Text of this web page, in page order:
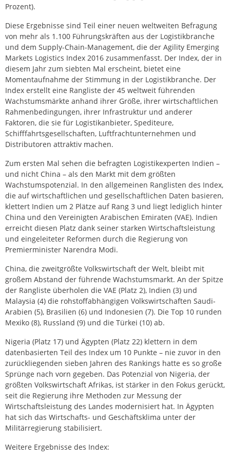
Prozent).
Diese Ergebnisse sind Teil einer neuen weltweiten Befragung
von mehr als 1.100 Führungskräften aus der Logistikbranche
und dem Supply-Chain-Management, die der Agility Emerging
Markets Logistics Index 2016 zusammenfasst. Der Index, der in
diesem Jahr zum siebten Mal erscheint, bietet eine
Momentaufnahme der Stimmung in der Logistikbranche. Der
Index erstellt eine Rangliste der 45 weltweit führenden
Wachstumsmärkte anhand ihrer Größe, ihrer wirtschaftlichen
Rahmenbedingungen, ihrer Infrastruktur und anderer
Faktoren, die sie für Logistikanbieter, Spediteure,
Schifffahrtsgesellschaften, Luftfrachtunternehmen und
Distributoren attraktiv machen.
Zum ersten Mal sehen die befragten Logistikexperten Indien –
und nicht China – als den Markt mit dem größten
Wachstumspotenzial. In den allgemeinen Ranglisten des Index,
die auf wirtschaftlichen und gesellschaftlichen Daten basieren,
klettert Indien um 2 Plätze auf Rang 3 und liegt lediglich hinter
China und den Vereinigten Arabischen Emiraten (VAE). Indien
erreicht diesen Platz dank seiner starken Wirtschaftsleistung
und eingeleiteter Reformen durch die Regierung von
Premierminister Narendra Modi.
China, die zweitgrößte Volkswirtschaft der Welt, bleibt mit
großem Abstand der führende Wachstumsmarkt. An der Spitze
der Rangliste überholen die VAE (Platz 2), Indien (3) und
Malaysia (4) die rohstoffabhängigen Volkswirtschaften Saudi-
Arabien (5), Brasilien (6) und Indonesien (7). Die Top 10 runden
Mexiko (8), Russland (9) und die Türkei (10) ab.
Nigeria (Platz 17) und Ägypten (Platz 22) klettern in dem
datenbasierten Teil des Index um 10 Punkte – nie zuvor in den
zurückliegenden sieben Jahren des Rankings hatte es so große
Sprünge nach vorn gegeben. Das Potenzial von Nigeria, der
größten Volkswirtschaft Afrikas, ist stärker in den Fokus gerückt,
seit die Regierung ihre Methoden zur Messung der
Wirtschaftsleistung des Landes modernisiert hat. In Ägypten
hat sich das Wirtschafts- und Geschäftsklima unter der
Militärregierung stabilisiert.
Weitere Ergebnisse des Index: